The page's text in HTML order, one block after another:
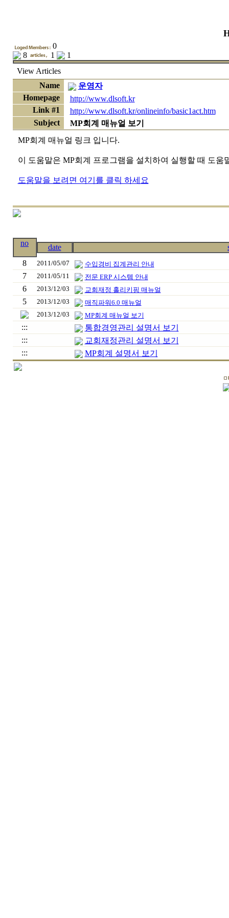
0
8
1
1
View Articles
Name
운영자
Homepage
http://www.dlsoft.kr
Link #1
http://www.dlsoft.kr/onlineinfo/basic1act.htm
Subject
MP회계 매뉴얼 보기
MP회계 매뉴얼 링크 입니다.
이 도움말은 MP회계 프로그램을 설치하여 실행할 때 도움
도움말을 보려면 여기를 클릭 하세요
no date
8
2011/05/07 수입경비 집계관리 안내
7 2011/05/11 전문 ERP 시스템 안내
6 2013/12/03 교회재정 홀리키핑 매뉴얼
5 2013/12/03
매직파워6.0 매뉴얼
2013/12/03
MP회계 매뉴얼 보기
:::
통합경영관리 설명서 보기
:::
교회재정관리 설명서 보기
:::
MP회계 설명서 보기